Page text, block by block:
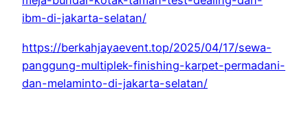
ibm-di-jakarta-selatan/
https://berkahjayaevent.top/2025/04/17/sewa-
panggung-multiplek-finishing-karpet-permadani-
dan-melaminto-di-jakarta-selatan/